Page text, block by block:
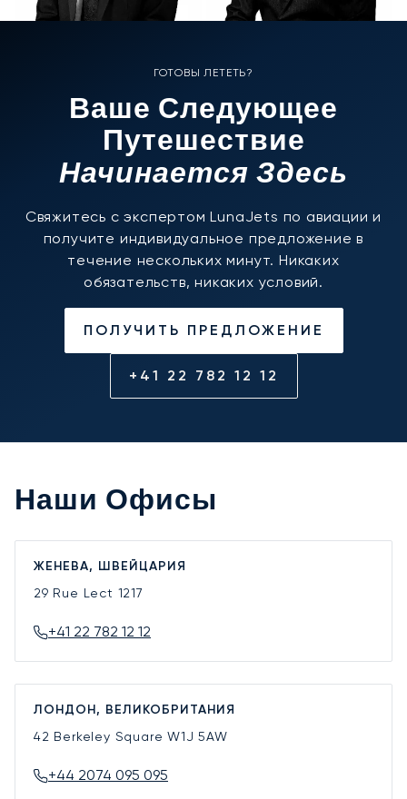
ГОТОВЫ ЛЕТЕТЬ?
Ваше Следующее
Путешествие
Начинается Здесь
Свяжитесь с экспертом LunaJets по авиации и
получите индивидуальное предложение в
течение нескольких минут. Никаких
обязательств, никаких условий.
ПОЛУЧИТЬ ПРЕДЛОЖЕНИЕ
+41 22 782 12 12
Наши Офисы
ЖЕНЕВА, ШВЕЙЦАРИЯ
29 Rue Lect 1217
+41 22 782 12 12
ЛОНДОН, ВЕЛИКОБРИТАНИЯ
42 Berkeley SquareW1J 5AW
+44 2074 095 095